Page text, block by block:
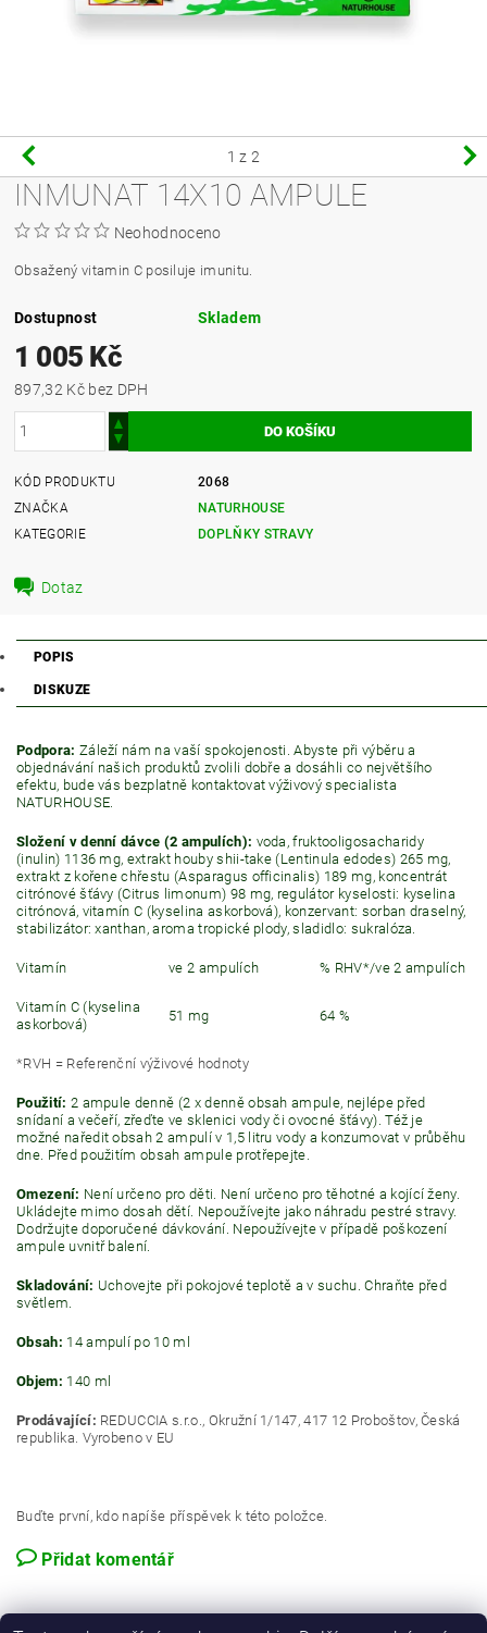
1 z 2
INMUNAT 14X10 AMPULE
Neohodnoceno
Obsažený vitamin C posiluje imunitu.
Dostupnost Skladem
1 005 Kč
897,32 Kč bez DPH
KÓD PRODUKTU
2068
ZNAČKA
NATURHOUSE
KATEGORIE
DOPLŇKY STRAVY
Dotaz
POPIS
DISKUZE
Podpora: Záleží nám na vaší spokojenosti. Abyste při výběru a
objednávání našich produktů zvolili dobře a dosáhli co největšího
efektu, bude vás bezplatně kontaktovat výživový specialista
NATURHOUSE.
Složení v denní dávce (2 ampulích): voda, fruktooligosacharidy
(inulin) 1136 mg, extrakt houby shii-take (Lentinula edodes) 265 mg,
extrakt z kořene chřestu (Asparagus officinalis) 189 mg, koncentrát
citrónové šťávy (Citrus limonum) 98 mg, regulátor kyselosti: kyselina
citrónová, vitamín C (kyselina askorbová), konzervant: sorban draselný,
stabilizátor: xanthan, aroma tropické plody, sladidlo: sukralóza.
Vitamín ve 2 ampulích % RHV*/ve 2 ampulích
Vitamín C (kyselina
askorbová)
51 mg 64 %
*RVH = Referenční výživové hodnoty
Použití: 2 ampule denně (2 x denně obsah ampule, nejlépe před
snídaní a večeří, zřeďte ve sklenici vody či ovocné šťávy). Též je
možné naředit obsah 2 ampulí v 1,5 litru vody a konzumovat v průběhu
dne. Před použitím obsah ampule protřepejte.
Omezení: Není určeno pro děti. Není určeno pro těhotné a kojící ženy.
Ukládejte mimo dosah dětí. Nepoužívejte jako náhradu pestré stravy.
Dodržujte doporučené dávkování. Nepoužívejte v případě poškození
ampule uvnitř balení.
Skladování: Uchovejte při pokojové teplotě a v suchu. Chraňte před
světlem.
Obsah: 14 ampulí po 10 ml
Objem: 140 ml
Prodávající: REDUCCIA s.r.o., Okružní 1/147, 417 12 Proboštov, Česká
republika. Vyrobeno v EU
Buďte první, kdo napíše příspěvek k této položce.
Přidat komentář